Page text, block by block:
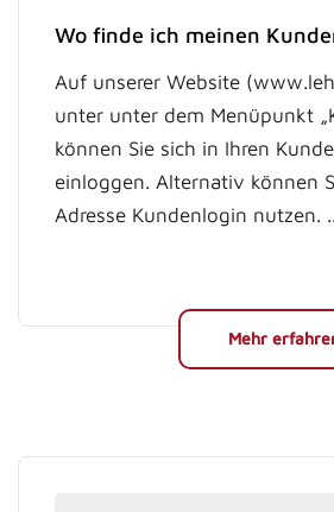
Wo finde ich meinen
Auf unserer Website
unter unter dem Menüpunkt
können Sie sich in Ihren
einloggen. Alternativ können
Adresse Kundenlogin nutzen.
Mehr